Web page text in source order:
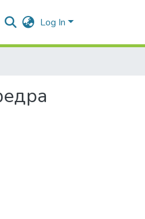
Log In